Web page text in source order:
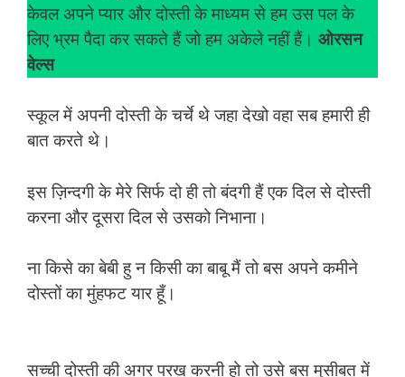
केवल अपने प्यार और दोस्ती के माध्यम से हम उस पल के
लिए भ्रम पैदा कर सकते हैं जो हम अकेले नहीं हैं। ओरसन
वेल्स
स्कूल में अपनी दोस्ती के चर्चे थे जहा देखो वहा सब हमारी ही
बात करते थे।
इस ज़िन्दगी के मेरे सिर्फ दो ही तो बंदगी हैं एक दिल से दोस्ती
करना और दूसरा दिल से उसको निभाना।
ना किसे का बेबी हु न किसी का बाबू मैं तो बस अपने कमीने
दोस्तों का मुंहफट यार हूँ।
सच्ची दोस्ती की अगर परख करनी हो तो उसे बस मुसीबत में